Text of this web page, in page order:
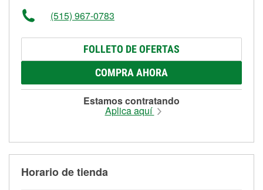
(515) 967-0783
FOLLETO DE OFERTAS
COMPRA AHORA
Estamos contratando
Aplica aquí
Horario de tienda